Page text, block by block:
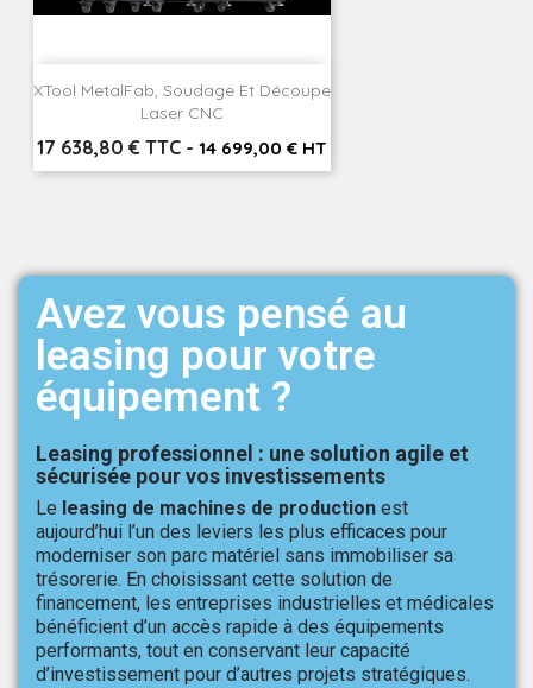
XTool MetalFab, Soudage Et Découpe
Laser CNC
Prix
17 638,80 € TTC - 14 699,00 € HT
Avez vous pensé au
leasing pour votre
équipement ?
Leasing professionnel : une solution agile et
sécurisée pour vos investissements
Le leasing de machines de production est
aujourd’hui l’un des leviers les plus efficaces pour
moderniser son parc matériel sans immobiliser sa
trésorerie. En choisissant cette solution de
financement, les entreprises industrielles et médicales
bénéficient d’un accès rapide à des équipements
performants, tout en conservant leur capacité
d’investissement pour d’autres projets stratégiques.